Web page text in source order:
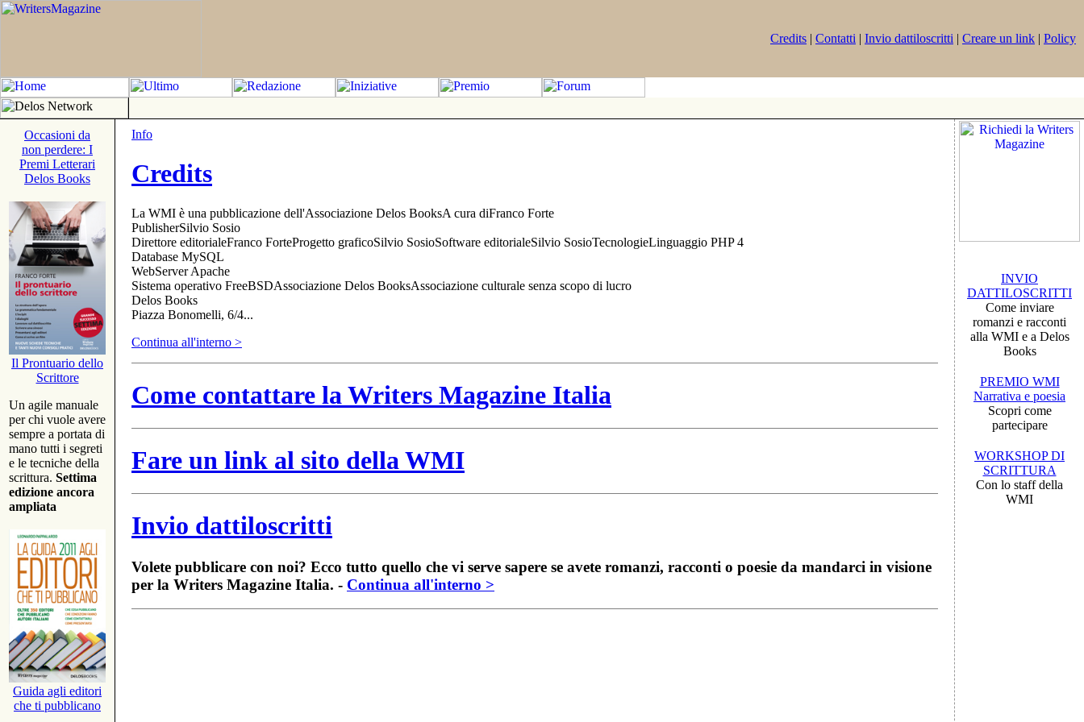
Credits | Contatti | Invio dattiloscritti | Creare un link | Policy
Occasioni da
non perdere: I
Premi Letterari
Delos Books
Il Prontuario dello
Scrittore
Un agile manuale
per chi vuole avere
sempre a portata di
mano tutti i segreti
e le tecniche della
scrittura. Settima
edizione ancora
ampliata
Guida agli editori
che ti pubblicano
Info
Credits
La WMI è una pubblicazione dell'Associazione Delos BooksA cura diFranco Forte
PublisherSilvio Sosio
Direttore editorialeFranco ForteProgetto graficoSilvio SosioSoftware editorialeSilvio SosioTecnologieLinguaggio PHP 4
Database MySQL
WebServer Apache
Sistema operativo FreeBSDAssociazione Delos BooksAssociazione culturale senza scopo di lucro
Delos Books
Piazza Bonomelli, 6/4...
Continua all'interno >
Come contattare la Writers Magazine Italia
Fare un link al sito della WMI
Invio dattiloscritti
Volete pubblicare con noi? Ecco tutto quello che vi serve sapere se avete romanzi, racconti o poesie da mandarci in visione
per la Writers Magazine Italia. - Continua all'interno >
INVIO
DATTILOSCRITTI
Come inviare
romanzi e racconti
alla WMI e a Delos
Books
PREMIO WMI
Narrativa e poesia
Scopri come
partecipare
WORKSHOP DI
SCRITTURA
Con lo staff della
WMI